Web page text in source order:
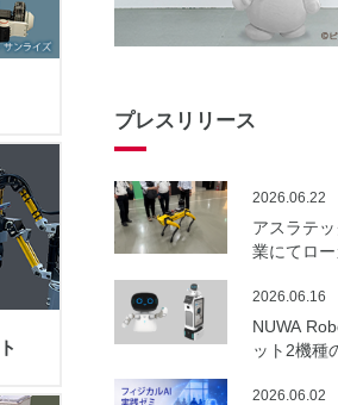
プレスリリース
アスラテ
業にてロ
遠隔制御・
実証実験
2026.06.22
NUWA
ット2機種
2026.06.16
2026.06.02